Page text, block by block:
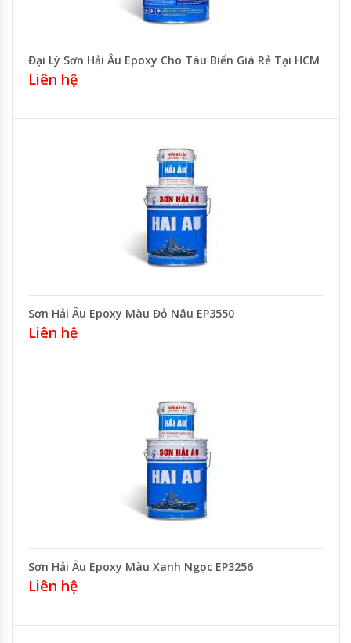
Đại Lý Sơn Hải Âu Epoxy Cho Tàu Biển Giá Rẻ Tại HCM
Liên hệ
Sơn Hải Âu Epoxy Màu Đỏ Nâu EP3550
Liên hệ
Sơn Hải Âu Epoxy Màu Xanh Ngọc EP3256
Liên hệ